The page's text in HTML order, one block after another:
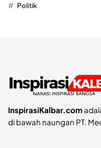
Politik
InspirasiKalbar.com
di bawah naungan PT.